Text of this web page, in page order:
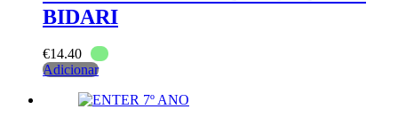
BIDARI
€14.40
Adicionar